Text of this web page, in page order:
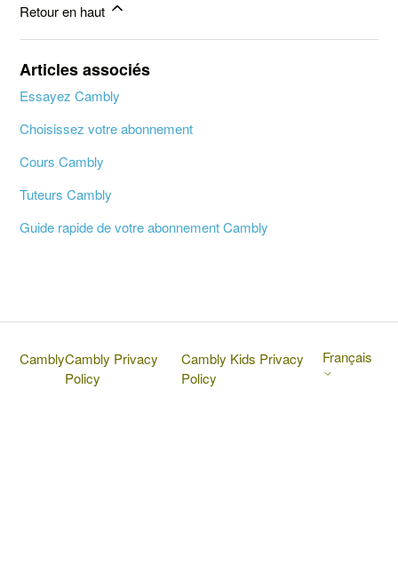
Retour en haut
Articles associés
Essayez Cambly
Choisissez votre abonnement
Cours Cambly
Tuteurs Cambly
Guide rapide de votre abonnement Cambly
CamblyCambly Privacy
Policy
Cambly Kids Privacy
Policy
Français